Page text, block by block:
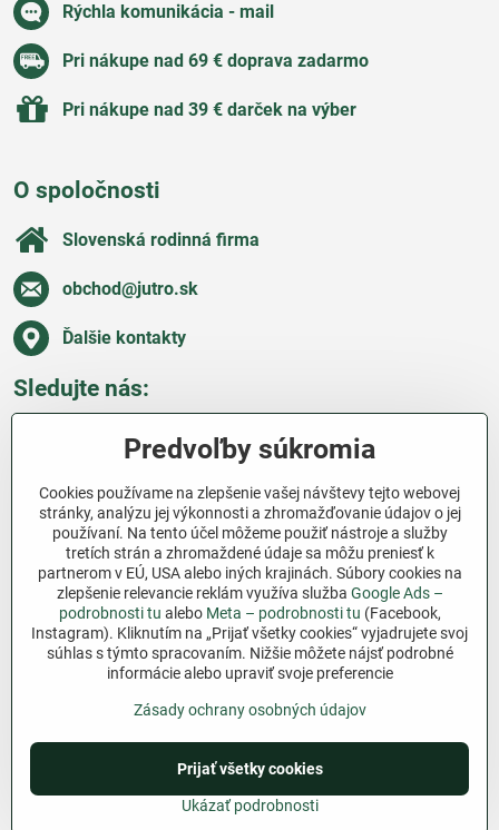
Rýchla komunikácia - mail
Pri nákupe nad 69 € doprava zadarmo
Pri nákupe nad 39 € darček na výber
O spoločnosti
Slovenská rodinná firma
obchod​@jutro​.sk
Ďalšie kontakty
Sledujte nás:
Všetko o nákupe
Ďakujeme za podporu
Sme slovenský e-shop bez dotácií​. Fungujeme len
vďaka vám – ľuďom, ktorí veria v poctivú prácu a
lásku k pôde​. Každý nákup na Jutro​.sk nám pomáha
pokračovať v tom, čo má zmysel – pomáhať
záhradkárom zadarmo a srdcom​.
©2026Copyright
Predvoľby súkromiaZásady ochrany osobných údajov
Podmienky používania
Vytvorené pomocou:BiznisWeb.sk
Predvoľby súkromia
Cookies používame na zlepšenie vašej návštevy tejto webovej
stránky, analýzu jej výkonnosti a zhromažďovanie údajov o jej
používaní. Na tento účel môžeme použiť nástroje a služby
tretích strán a zhromaždené údaje sa môžu preniesť k
partnerom v EÚ, USA alebo iných krajinách. Súbory cookies na
zlepšenie relevancie reklám využíva služba Google Ads –
podrobnosti tu alebo Meta – podrobnosti tu (Facebook,
Instagram). Kliknutím na „Prijať všetky cookies“ vyjadrujete svoj
súhlas s týmto spracovaním. Nižšie môžete nájsť podrobné
informácie alebo upraviť svoje preferencie
Zásady ochrany osobných údajov
Ukázať podrobnosti
Prijať všetky cookies